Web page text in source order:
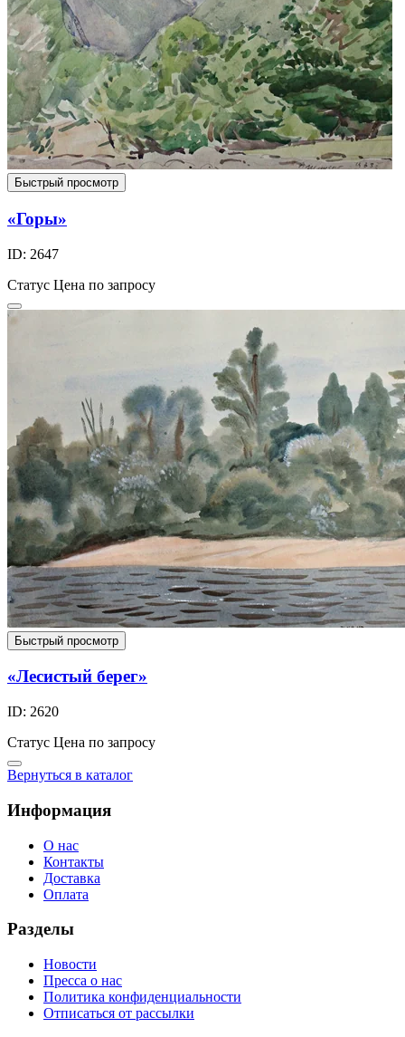
Быстрый просмотр
«Горы»
ID: 2647
Статус Цена по запросу
Быстрый просмотр
«Лесистый берег»
ID: 2620
Статус Цена по запросу
Вернуться в каталог
Информация
О нас
Контакты
Доставка
Оплата
Разделы
Новости
Пресса о нас
Политика конфиденциальности
Отписаться от рассылки